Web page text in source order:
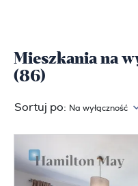
Mieszkania na
(86)
Sortuj po: Na wyłączność